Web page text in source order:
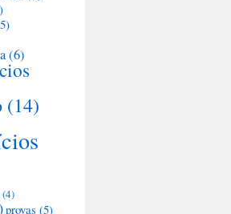
(6)
(14)
(4)
provas (5)